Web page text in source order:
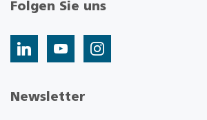
Folgen Sie uns
Newsletter